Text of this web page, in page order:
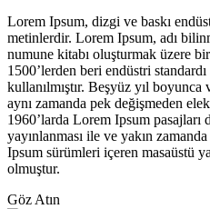
Lorem Ipsum, dizgi ve baskı
metinlerdir. Lorem Ipsum, adı
numune kitabı oluşturmak üzere bir
1500’lerden beri endüstri
kullanılmıştır. Beşyüz yıl boyunca
aynı zamanda pek değişmeden
1960’larda Lorem Ipsum pasajları
yayınlanması ile ve yakın
Ipsum sürümleri içeren masaüstü
olmuştur.
Göz Atın